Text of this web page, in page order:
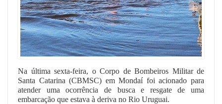
Na última sexta-feira, o Corpo de Bombeiros Militar de
Santa Catarina (CBMSC) em Mondaí foi acionado para
atender uma ocorrência de busca e resgate de uma
embarcação que estava à deriva no Rio Uruguai.